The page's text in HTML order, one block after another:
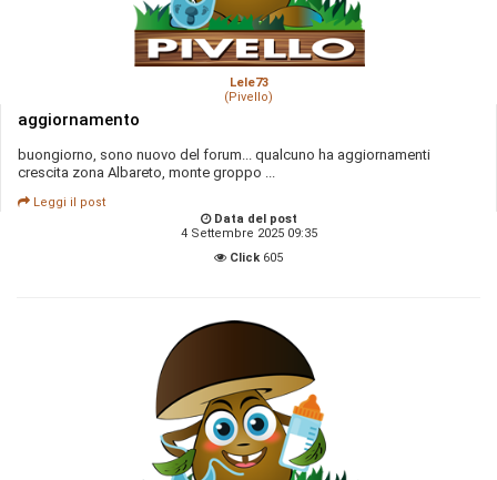
Lele73
(Pivello)
aggiornamento
buongiorno, sono nuovo del forum... qualcuno ha aggiornamenti
crescita zona Albareto, monte groppo ...
Leggi il post
Data del post
4 Settembre 2025 09:35
Click 605